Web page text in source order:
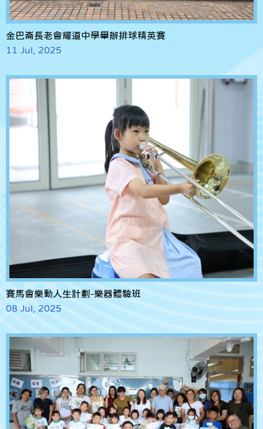
金巴崙長老會耀道中學舉辦排球精英賽
11 Jul, 2025
賽馬會樂動人生計劃-樂器體驗班
08 Jul, 2025